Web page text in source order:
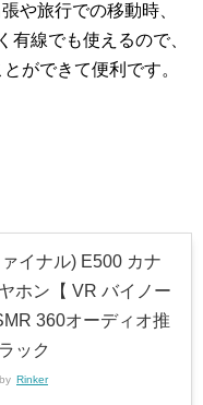
や旅行での移動時、
有線でも使えるので、
ができて便利です。
イナル) E500 カナ
ホン【 VR バイノー
360オーディオ推
ック
Rinker